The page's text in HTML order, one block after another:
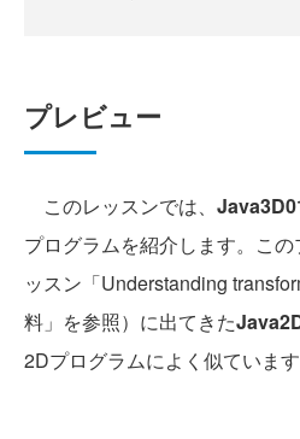
プレビュー
このレッスンでは、
プログラムを紹介します。こ
ッスン「Understanding
料」を参照）に出てきた
2Dプログラムによく似ています